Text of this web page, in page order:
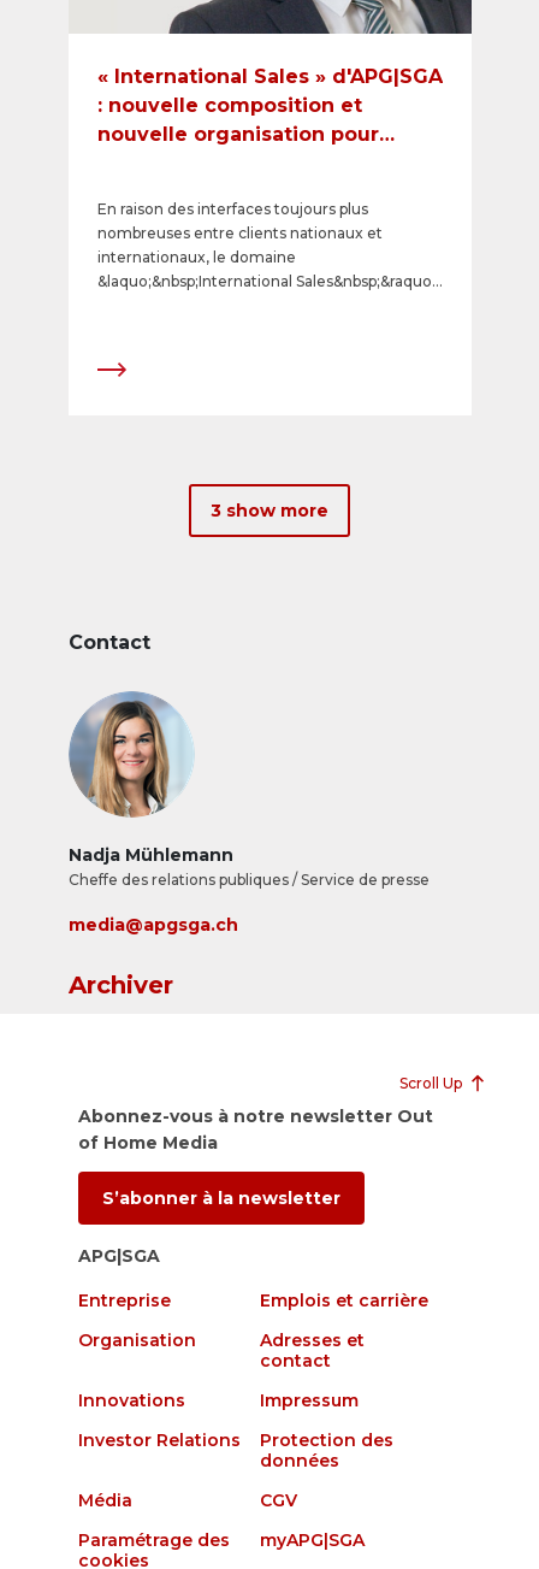
« International Sales » d'APG|SGA
: nouvelle composition et
nouvelle organisation pour
En raison des interfaces toujours plus
nombreuses entre clients nationaux et
internationaux, le domaine
&laquo;&nbsp;International Sales&nbsp;&raquo;
savoir-faire et l&#39;orientation clients.
planificatrice m&eacute;dias C&eacute;line
3 show more
Contact
Nadja Mühlemann
Cheffe des relations publiques / Service de presse
media@apgsga.ch
Archiver
Scroll Up
Abonnez-vous à notre newsletter Out
of Home Media
S’abonner à la newsletter
APG|SGA
Entreprise
Emplois et carrière
Organisation
Adresses et
contact
Innovations
Impressum
Investor Relations
Protection des
données
Média
CGV
Paramétrage des
cookies
myAPG|SGA